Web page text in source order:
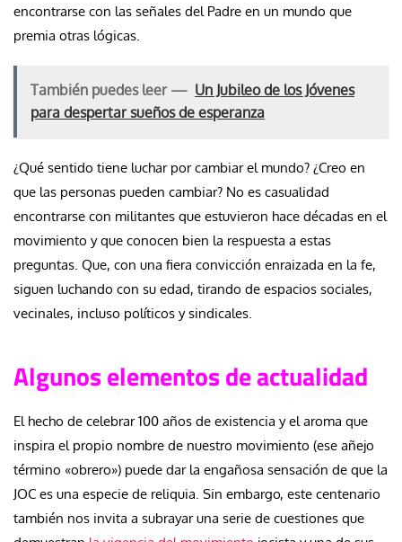
encontrarse con las señales del Padre en un mundo que
premia otras lógicas.
También puedes leer — Un Jubileo de los Jóvenes
para despertar sueños de esperanza
¿Qué sentido tiene luchar por cambiar el mundo? ¿Creo en
que las personas pueden cambiar? No es casualidad
encontrarse con militantes que estuvieron hace décadas en el
movimiento y que conocen bien la respuesta a estas
preguntas. Que, con una fiera convicción enraizada en la fe,
siguen luchando con su edad, tirando de espacios sociales,
vecinales, incluso políticos y sindicales.
Algunos elementos de actualidad
El hecho de celebrar 100 años de existencia y el aroma que
inspira el propio nombre de nuestro movimiento (ese añejo
término «obrero») puede dar la engañosa sensación de que la
JOC es una especie de reliquia. Sin embargo, este centenario
también nos invita a subrayar una serie de cuestiones que